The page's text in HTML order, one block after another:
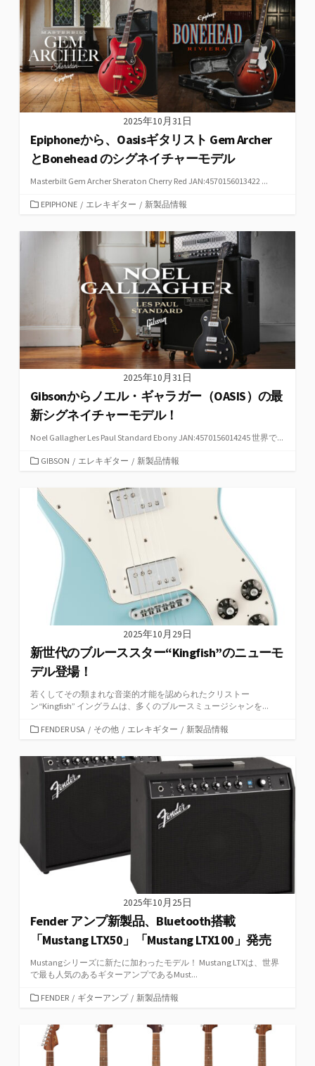
2025年10月31日
Epiphoneから、Oasisギタリスト Gem Archer
とBonehead のシグネイチャーモデル
Masterbilt Gem Archer Sheraton Cherry Red JAN:4570156013422 ...
カ
ゴ
EPIPHONE / エレキギター / 新製品情報
2025年10月31日
Gibsonからノエル・ギャラガー（OASIS）の最
新シグネイチャーモデル！
Noel Gallagher Les Paul Standard Ebony JAN:4570156014245 世界で...
カ
ゴ
リ
ー
GIBSON / エレキギター / 新製品情報
2025年10月29日
新世代のブルーススター“Kingfish”のニューモ
デル登場！
若くしてその類まれな音楽的才能を認められたクリストー
ン“Kingfish” イングラムは、多くのブルースミュージシャンを...
カ
ゴ
リ
FENDER USA / その他 / エレキギター / 新製品情報
2025年10月25日
Fender アンプ新製品、Bluetooth搭載
「Mustang LTX50」「Mustang LTX100」発売
Mustangシリーズに新たに加わったモデル！ Mustang LTXは、世界
で最も人気のあるギターアンプであるMust...
カ
リ
ー
FENDER / ギターアンプ / 新製品情報